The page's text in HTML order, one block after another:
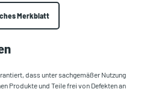
Merkblatt
dass unter sachgemäßer Nutzung
Produkte und Teile frei von Defekten an